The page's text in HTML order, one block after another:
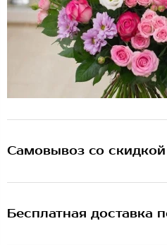
Самовывоз со скидкой
Бесплатная доставка